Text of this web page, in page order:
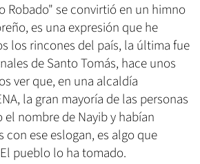
Robado" se convirtió en un himno
es una expresión que he
los rincones del país, la última fue
de Santo Tomás, hace unos
ver que, en una alcaldía
la gran mayoría de las personas
nombre de Nayib y habían
con ese eslogan, es algo que
pueblo lo ha tomado.